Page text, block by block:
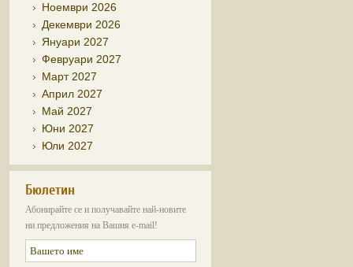
Ноември 2026
Декември 2026
Януари 2027
Февруари 2027
Март 2027
Април 2027
Май 2027
Юни 2027
Юли 2027
Бюлетин
Абонирайте се и получавайте най-новите
ни предложения на Вашия e-mail!